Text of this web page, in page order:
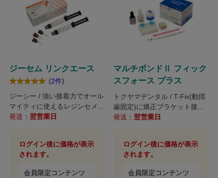
ジーセム リンクエース
(2件)
ジーシー / 強い接着力でオール
マイティに使えるレジンセメン
ト。
発送： 翌営業日
ログイン後に価格が表示
されます。
会員限定コンテンツ
マルチボンドⅡ フィック
スフォース プラス
トクヤマデンタル / T-Fix(動揺
歯固定)に矯正ブラケット接着
材機能をプラスしてリニューア
発送： 翌営業日
ログイン後に価格が表示
されます。
会員限定コンテンツ